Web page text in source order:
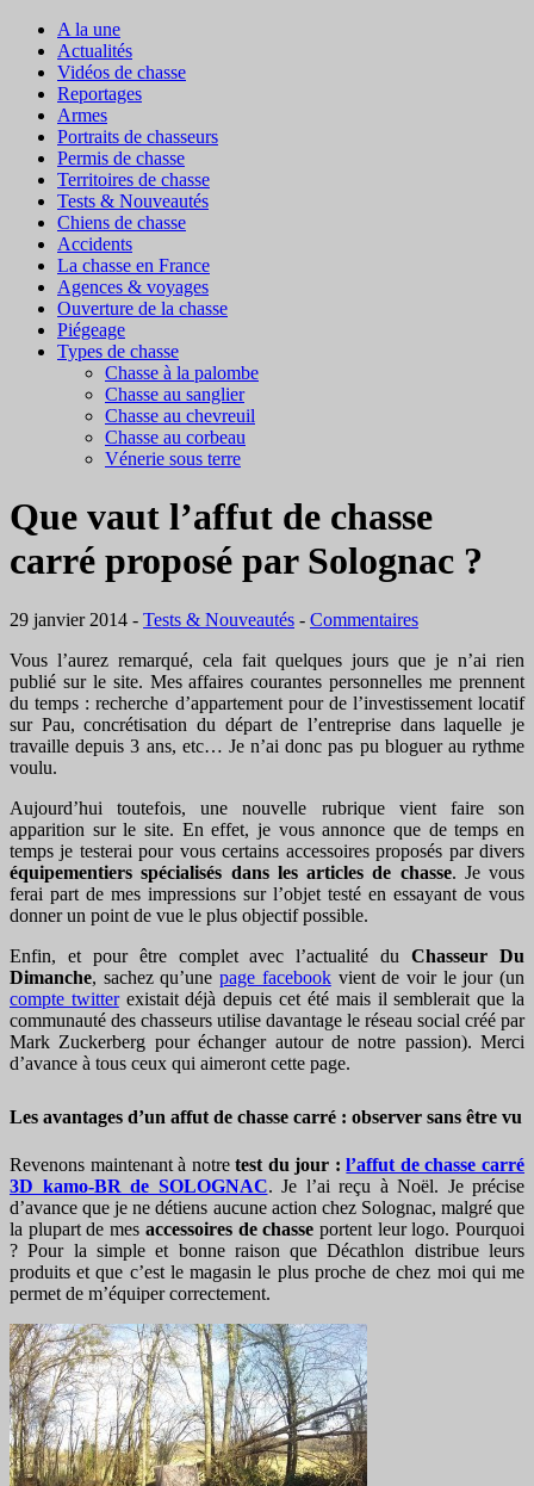
A la une
Actualités
Vidéos de chasse
Reportages
Armes
Portraits de chasseurs
Permis de chasse
Territoires de chasse
Tests & Nouveautés
Chiens de chasse
Accidents
La chasse en France
Agences & voyages
Ouverture de la chasse
Piégeage
Types de chasse
Chasse à la palombe
Chasse au sanglier
Chasse au chevreuil
Chasse au corbeau
Vénerie sous terre
Que vaut l’affut de chasse
carré proposé par Solognac ?
29 janvier 2014 - Tests & Nouveautés - Commentaires
Vous l’aurez remarqué, cela fait quelques jours que je n’ai rien
publié sur le site. Mes affaires courantes personnelles me prennent
du temps : recherche d’appartement pour de l’investissement locatif
sur Pau, concrétisation du départ de l’entreprise dans laquelle je
travaille depuis 3 ans, etc… Je n’ai donc pas pu bloguer au rythme
voulu.
Aujourd’hui toutefois, une nouvelle rubrique vient faire son
apparition sur le site. En effet, je vous annonce que de temps en
temps je testerai pour vous certains accessoires proposés par divers
équipementiers spécialisés dans les articles de chasse. Je vous
ferai part de mes impressions sur l’objet testé en essayant de vous
donner un point de vue le plus objectif possible.
Enfin, et pour être complet avec l’actualité duChasseur Du
Dimanche, sachez qu’unepage facebookvient de voir le jour (un
compte twitterexistait déjà depuis cet été mais il semblerait que la
communauté des chasseurs utilise davantage le réseau social créé par
Mark Zuckerberg pour échanger autour de notre passion). Merci
d’avance à tous ceux qui aimeront cette page.
Les avantages d’un affut de chasse carré : observer sans être vu
Revenons maintenant à notretest du jour :l’affut de chasse carré
3D kamo-BR de SOLOGNAC. Je l’ai reçu à Noël. Je précise
d’avance que je ne détiens aucune action chez Solognac, malgré que
la plupart de mes accessoires de chasse portent leur logo. Pourquoi
? Pour la simple et bonne raison que Décathlon distribue leurs
produits et que c’est le magasin le plus proche de chez moi qui me
permet de m’équiper correctement.